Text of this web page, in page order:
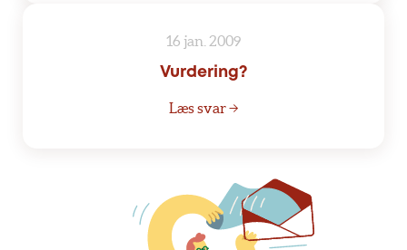
16 jan. 2009
Vurdering?
Læs svar →